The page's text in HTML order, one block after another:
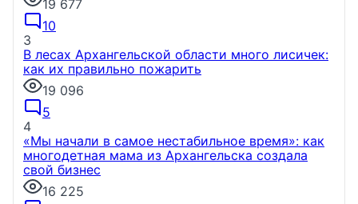
19 677
10
3
В лесах Архангельской области много лисичек:
как их правильно пожарить
19 096
5
4
«Мы начали в самое нестабильное время»: как
многодетная мама из Архангельска создала
свой бизнес
16 225